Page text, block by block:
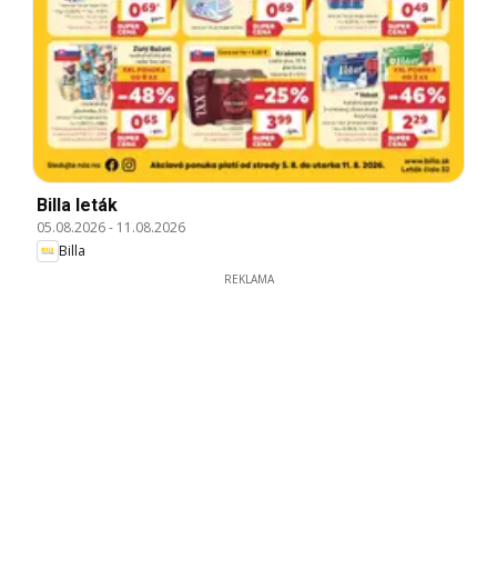
Billa leták
05.08.2026- 11.08.2026
Billa
REKLAMA